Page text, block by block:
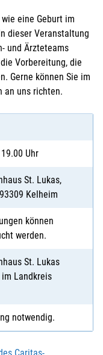
eine Geburt im
dieser Veranstaltung
und Ärzteteams
Vorbereitung, die
Gerne können Sie im
an uns richten.
Uhr
St. Lukas,
Kelheim
können
werden.
St. Lukas
im Landkreis
notwendig.